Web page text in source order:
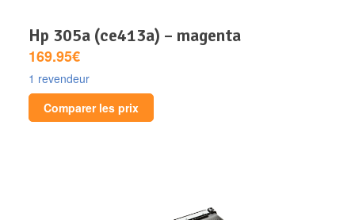
hp 305a (ce413a) – magenta
169.95€
1 revendeur
Comparer les prix